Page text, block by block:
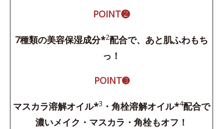
POINT❷
7種類の美容保湿成分*2配合で、あと肌ふわもち
っ！
POINT➌
マスカラ溶解オイル*3 ・角栓溶解オイル*4配合で
濃いメイク・マスカラ・角栓もオフ！